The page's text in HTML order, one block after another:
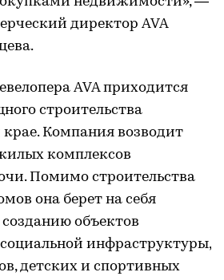
директор AVA
AVA приходится
строительства
Компания возводит
комплексов
Помимо строительства
она берет на себя
созданию объектов
инфраструктуры,
детских и спортивных